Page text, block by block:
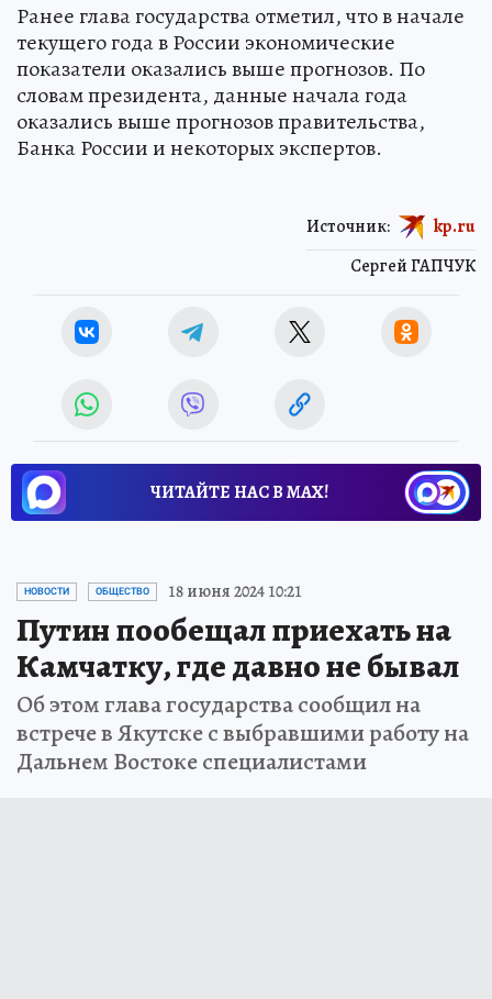
Ранее глава государства отметил, что в начале
текущего года в России экономические
показатели оказались выше прогнозов. По
словам президента, данные начала года
оказались выше прогнозов правительства,
Банка России и некоторых экспертов.
Сергей ГАПЧУК
Источник: kp.ru
ЧИТАЙТЕ НАС В МАХ!
НОВОСТИ ОБЩЕСТВО 18 июня 2024 10:21
Путин пообещал приехать на
Камчатку, где давно не бывал
Об этом глава государства сообщил на
встрече в Якутске с выбравшими работу на